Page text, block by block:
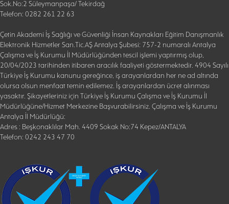
Sok.No:2 Süleymanpaşa/ Tekirdağ
Telefon: 0282 261 22 63
Çetin Akademi İş Sağlığı ve Güvenliği İnsan Kaynakları Eğitim Danışmanlık
Elektronik Hizmetler San.Tic.AŞ Antalya Şubesi: 757-2 numaralı Antalya
Çalışma ve İş Kurumu İl Müdürlüğünden tescil işlemi yaptırmış olup,
20/04/2023 tarihinden itibaren aracılık faaliyeti göstermektedir. 4904 Sayılı
Türkiye İş Kurumu kanunu gereğince, iş arayanlardan her ne ad altında
olursa olsun menfaat temin edilemez. İş arayanlardan ücret alınması
yasaktır. Şikayetleriniz için Türkiye İş Kurumu Çalışma ve İş Kurumu İl
Müdürlüğüne/Hizmet Merkezine Başvurabilirsiniz. Çalışma ve İş Kurumu
Antalya İl Müdürlüğü:
Adres : Beşkonaklılar Mah. 4409 Sokak No:74 Kepez/ANTALYA
Telefon: 0242 243 47 70